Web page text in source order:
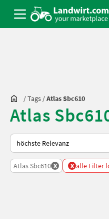
/Tags /Atlas Sbc610
Atlas
So wird auf Landwirt.com
Atlas Sbc610 x x alle Filter